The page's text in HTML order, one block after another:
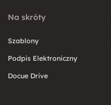
Na skróty
Szablony
Podpis Elektroniczny
Docue Drive